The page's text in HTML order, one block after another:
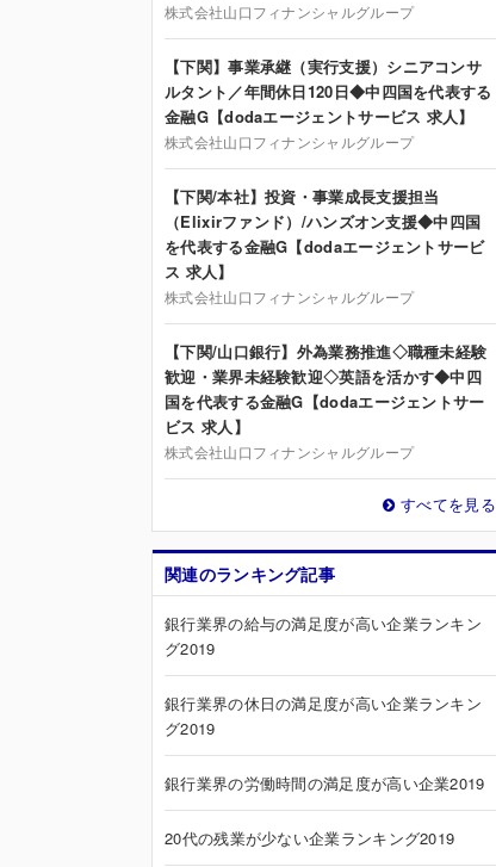
株式会社山口フィナンシャルグループ
【下関】事業承継（実行支援）シニアコンサ
ルタント／年間休日120日◆中四国を代表する
金融G【dodaエージェントサービス 求人】
株式会社山口フィナンシャルグループ
【下関/本社】投資・事業成長支援担当
（Elixirファンド）/ハンズオン支援◆中四国
を代表する金融G【dodaエージェントサービ
ス 求人】
株式会社山口フィナンシャルグループ
【下関/山口銀行】外為業務推進◇職種未経験
歓迎・業界未経験歓迎◇英語を活かす◆中四
国を代表する金融G【dodaエージェントサー
ビス 求人】
株式会社山口フィナンシャルグループ
すべてを見る
関連のランキング記事
銀行業界の給与の満足度が高い企業ランキン
グ2019
銀行業界の休日の満足度が高い企業ランキン
グ2019
銀行業界の労働時間の満足度が高い企業2019
20代の残業が少ない企業ランキング2019